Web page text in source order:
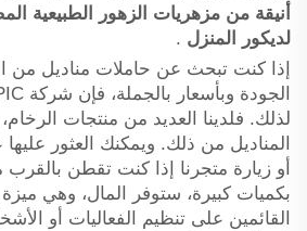
أنيقة من مزهريات الزهور الطبيعية
لديكور المنزل .
إذا كنت تبحث عن حاملات مناديل من
لذلك. فلدينا العديد من منتجات
المناديل من ذلك. ويمكنك العثور عليها
أو زيارة متجرنا إذا كنت تقطن بالقرب
بكميات كبيرة، ستوفر المال، وهي
القائمين على تنظيم الفعاليات أو